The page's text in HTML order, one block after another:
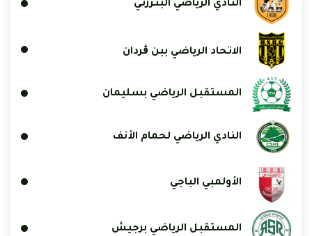
النادي الرياضي البنزرتي
الاتحاد الرياضي ببن ڨردان
المستقبل الرياضي بسليمان
النادي الرياضي لحمام الأنف
الأولمبي الباجي
المستقبل الرياضي برجيش